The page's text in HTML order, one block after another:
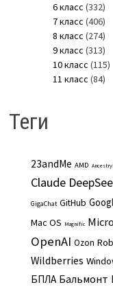
6 класс (332)
7 класс (406)
8 класс (274)
9 класс (313)
10 класс (115)
11 класс (84)
Теги
23andMe AMD
Claude
GigaChat GitHub
Mac OS Magnific
OpenAI Ozon
Wildberries
БПЛА Бальмонт